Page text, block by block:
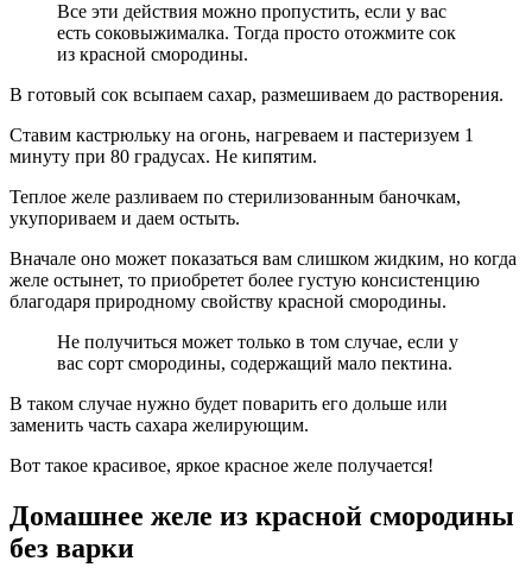
Все эти действия можно пропустить, если у вас
есть соковыжималка. Тогда просто отожмите сок
из красной смородины.
В готовый сок всыпаем сахар, размешиваем до растворения.
Ставим кастрюльку на огонь, нагреваем и пастеризуем 1
минуту при 80 градусах. Не кипятим.
Теплое желе разливаем по стерилизованным баночкам,
укупориваем и даем остыть.
Вначале оно может показаться вам слишком жидким, но когда
желе остынет, то приобретет более густую консистенцию
благодаря природному свойству красной смородины.
Не получиться может только в том случае, если у
вас сорт смородины, содержащий мало пектина.
В таком случае нужно будет поварить его дольше или
заменить часть сахара желирующим.
Вот такое красивое, яркое красное желе получается!
Домашнее желе из красной смородины
без варки